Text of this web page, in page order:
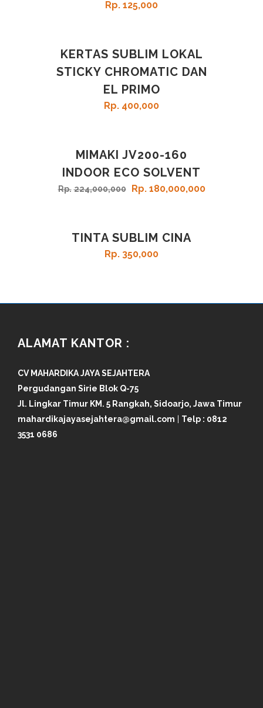
Rp 125,000
KERTAS SUBLIM LOKAL
STICKY CHROMATIC DAN
EL PRIMO
Rp 400,000
MIMAKI JV200-160
INDOOR ECO SOLVENT
Rp 224,000,000 Rp 180,000,000
TINTA SUBLIM CINA
Rp 350,000
ALAMAT KANTOR :
CV MAHARDIKA JAYA SEJAHTERA
Pergudangan Sirie Blok Q-75
Jl. Lingkar Timur KM. 5 Rangkah, Sidoarjo, Jawa Timur
mahardikajayasejahtera@gmail.com
Telp : 0812
3531 0686